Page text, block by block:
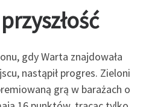
gdy Warta znajdowała
nastąpił progres. Zieloni
grą w barażach o